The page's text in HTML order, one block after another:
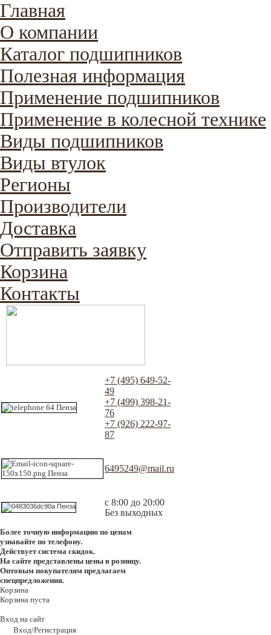
Главная
О компании
Каталог подшипников
Полезная информация
Применение подшипников
Применение в колесной технике
Виды подшипников
Виды втулок
Регионы
Производители
Доставка
Отправить заявку
Корзина
Контакты
+7 (495) 649-52-
49
+7 (499) 398-21-
76
+7 (926) 222-97-
87
6495249@mail.ru
с 8:00 до 20:00
Без выходных
Более точную информацию по ценам
узнавайте по телефону.
Действует система скидок.
На сайте представлены цены в розницу.
Оптовым покупателям предлагаем
спецпредложения.
Корзина
Корзина пуста
Вход на сайт
Вход/Регистрация